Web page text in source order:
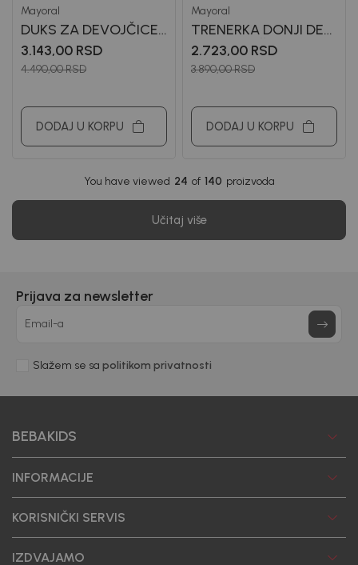
Mayoral
DUKS ZA DEVOJČICE
MAYORAL
3.143,00 RSD
4.490,00RSD
DODAJ U KORPU
Mayoral
TRENERKA DONJI DEO
ZA DEVOJČICE
MAYORAL
2.723,00 RSD
3.890,00RSD
DODAJ U KORPU
You have viewed 24 of 140 proizvoda
Učitaj više
Prijava za newsletter
Email-a
Slažem se sa politikom privatnosti
BEBAKIDS
INFORMACIJE
KORISNIČKI SERVIS
IZDVAJAMO